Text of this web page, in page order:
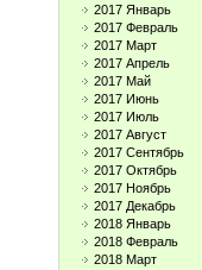
2017 Январь
2017 Февраль
2017 Март
2017 Апрель
2017 Май
2017 Июнь
2017 Июль
2017 Август
2017 Сентябрь
2017 Октябрь
2017 Ноябрь
2017 Декабрь
2018 Январь
2018 Февраль
2018 Март